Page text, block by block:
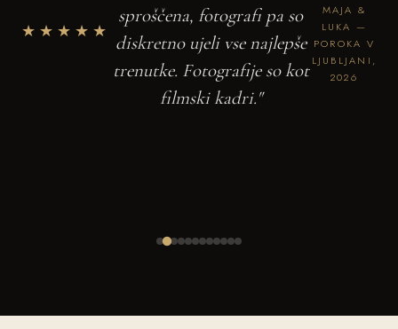
★★★★★
sproščena, fotografi pa so
diskretno ujeli vse najlepše
trenutke. Fotografije so kot
filmski kadri."
MAJA &
LUKA —
POROKA V
LJUBLJANI,
2026